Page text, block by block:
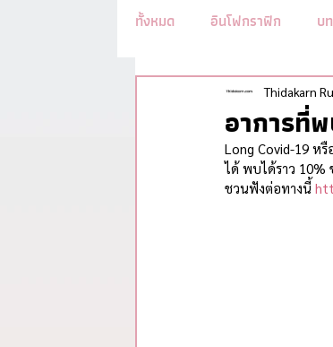
ทั้งหมด อินโฟกราฟิก บ
รวมทิปชะลอวัย #อ่านแล้ว
รวมสรุปสาระจากพอดแคสต์
อาการที่
Thidakarn
Long Covid-19 หรื
ได้ พบได้ราว 10%
ชวนฟังต่อทางนี้